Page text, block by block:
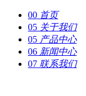
00 首页
05 关于我们
05 产品中心
06 新闻中心
07 联系我们